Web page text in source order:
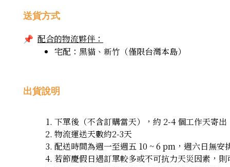
送貨方式
📌 配合的物流夥伴：
宅配：黑貓、新竹（僅限台灣本島）
出貨說明
下單後（不含訂購當天），約 2-4 個工作天寄
物流運送天數約2-3天
配送時間為週一至週五 10 ~ 6 pm，週六日無安
若節慶假日遇訂單較多或不可抗力天災因素，則